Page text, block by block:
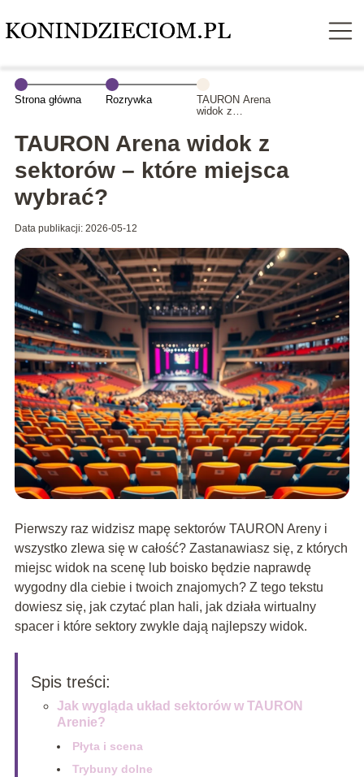
Strona główna Rozrywka
TAURON Arena
widok z
miejsca
wybrać?
TAURON Arena widok z
sektorów – które miejsca
wybrać?
Data publikacji: 2026-05-12
Pierwszy raz widzisz mapę sektorów TAURON Areny i
wszystko zlewa się w całość? Zastanawiasz się, z których
miejsc widok na scenę lub boisko będzie naprawdę
wygodny dla ciebie i twoich znajomych? Z tego tekstu
dowiesz się, jak czytać plan hali, jak działa wirtualny
spacer i które sektory zwykle dają najlepszy widok.
Spis treści:
Jak wygląda układ sektorów w TAURON
Arenie?
Płyta i scena
Trybuny dolne